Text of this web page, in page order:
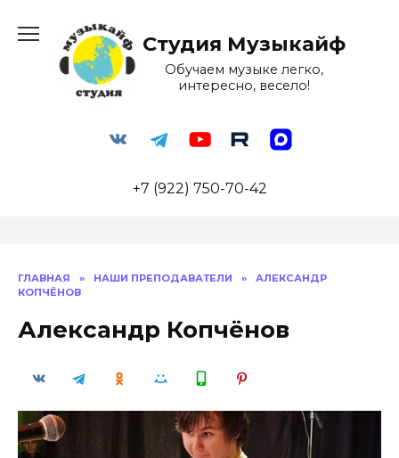
содержанию
Студия Музыкайф
Обучаем музыке легко,
интересно, весело!
+7 (922) 750-70-42
ГЛАВНАЯ » НАШИ ПРЕПОДАВАТЕЛИ »
АЛЕКСАНДР
КОПЧЁНОВ
Александр Копчёнов